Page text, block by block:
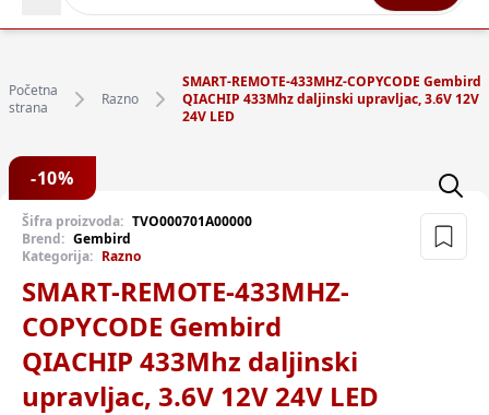
Početna
strana
Razno
SMART-REMOTE-433MHZ-COPYCODE Gembird
QIACHIP 433Mhz daljinski upravljac, 3.6V 12V
24V LED
-10%
Šifra proizvoda: TVO000701A00000
Brend: Gembird
Kategorija: Razno
SMART-REMOTE-433MHZ-
COPYCODE Gembird
QIACHIP 433Mhz daljinski
upravljac, 3.6V 12V 24V LED